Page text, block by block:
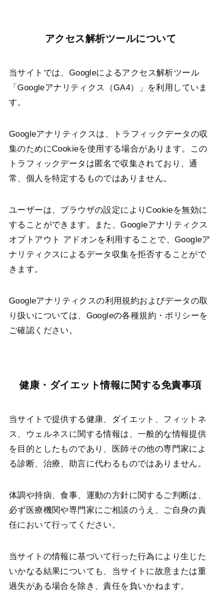
アクセス解析ツールについて
当サイトでは、Googleによるアクセス解析ツール
「Googleアナリティクス（GA4）」を利用していま
す。
Googleアナリティクスは、トラフィックデータの収
集のためにCookieを使用する場合があります。この
トラフィックデータは匿名で収集されており、通
常、個人を特定するものではありません。
ユーザーは、ブラウザの設定によりCookieを無効に
することができます。また、Googleアナリティクス
オプトアウト アドオンを利用することで、Googleア
ナリティクスによるデータ収集を拒否することがで
きます。
Googleアナリティクスの利用規約およびデータの取
り扱いについては、Googleの各種規約・ポリシーを
ご確認ください。
健康・ダイエット情報に関する免責事項
当サイトで提供する健康、ダイエット、フィットネ
ス、ウェルネスに関する情報は、一般的な情報提供
を目的としたものであり、医師その他の専門家によ
る診断、治療、助言に代わるものではありません。
体調や持病、食事、運動の方針に関するご判断は、
必ず医療機関や専門家にご相談のうえ、ご自身の責
任において行ってください。
当サイトの情報に基づいて行った行為により生じた
いかなる結果についても、当サイトに故意または重
過失がある場合を除き、責任を負いかねます。